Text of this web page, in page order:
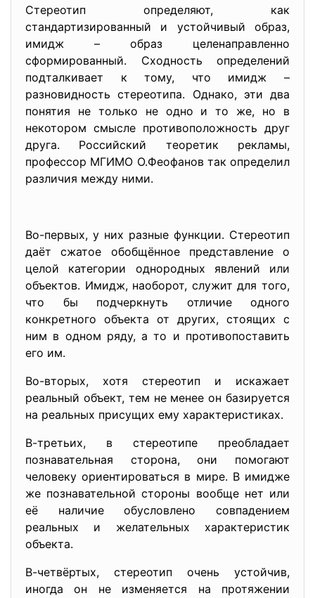
Стереотип определяют, как
стандартизированный и устойчивый образ,
имидж – образ целенаправленно
сформированный. Сходность определений
подталкивает к тому, что имидж –
разновидность стереотипа. Однако, эти два
понятия не только не одно и то же, но в
некотором смысле противоположность друг
друга. Российский теоретик рекламы,
профессор МГИМО О.Феофанов так определил
различия между ними.
Во-первых, у них разные функции. Стереотип
даёт сжатое обобщённое представление о
целой категории однородных явлений или
объектов. Имидж, наоборот, служит для того,
что бы подчеркнуть отличие одного
конкретного объекта от других, стоящих с
ним в одном ряду, а то и противопоставить
его им.
Во-вторых, хотя стереотип и искажает
реальный объект, тем не менее он базируется
на реальных присущих ему характеристиках.
В-третьих, в стереотипе преобладает
познавательная сторона, они помогают
человеку ориентироваться в мире. В имидже
же познавательной стороны вообще нет или
её наличие обусловлено совпадением
реальных и желательных характеристик
объекта.
В-четвёртых, стереотип очень устойчив,
иногда он не изменяется на протяжении